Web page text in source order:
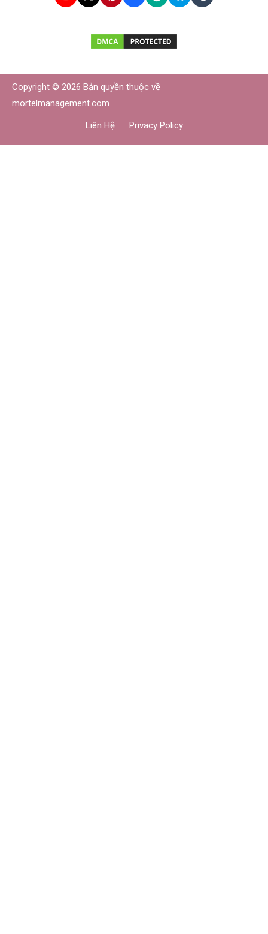
Copyright © 2026 Bản quyền thuộc về
mortelmanagement.com
Liên Hệ Privacy Policy